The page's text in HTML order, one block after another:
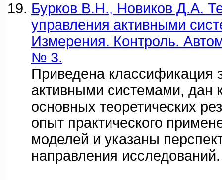
Бурков В.Н., Новиков Д.А.
управления активными
Измерения. Контроль.
№ 3.
Приведена классификация
активными системами, дан
основных теоретических
опыт практического
моделей и указаны
направления исследований.